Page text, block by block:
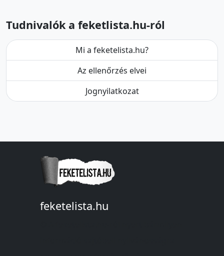
Tudnivalók a feketlista.hu-ról
Mi a feketelista.hu?
Az ellenőrzés elvei
Jognyilatkozat
feketelista.hu